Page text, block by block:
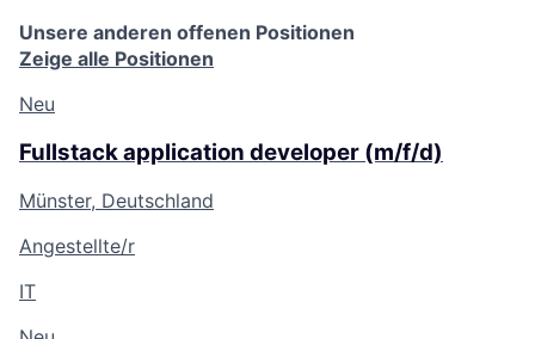
Unsere anderen offenen Positionen
Zeige alle Positionen
Neu
Fullstack application developer (m/f/d)
Münster, Deutschland
Angestellte/r
IT